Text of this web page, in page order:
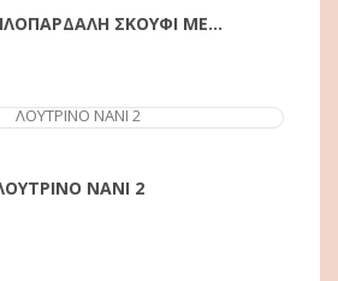
ΣΚΟΥΦΙ ΜΕ...
ΝΑΝΙ 2